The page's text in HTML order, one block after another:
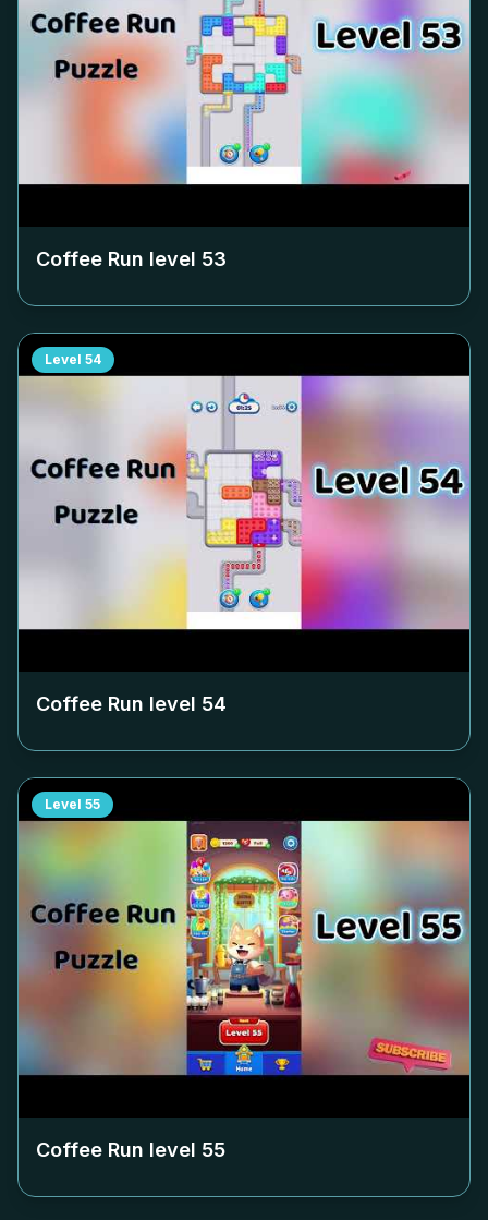
Coffee Run level 53
Level 54
Coffee Run level 54
Level 55
Coffee Run level 55